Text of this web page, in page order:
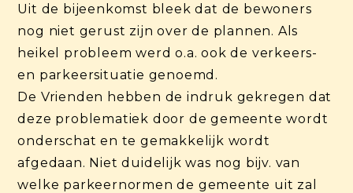
Uit de bijeenkomst bleek dat de bewoners
nog niet gerust zijn over de plannen. Als
heikel probleem werd o.a. ook de verkeers-
en parkeersituatie genoemd.
De Vrienden hebben de indruk gekregen dat
deze problematiek door de gemeente wordt
onderschat en te gemakkelijk wordt
afgedaan. Niet duidelijk was nog bijv. van
welke parkeernormen de gemeente uit zal